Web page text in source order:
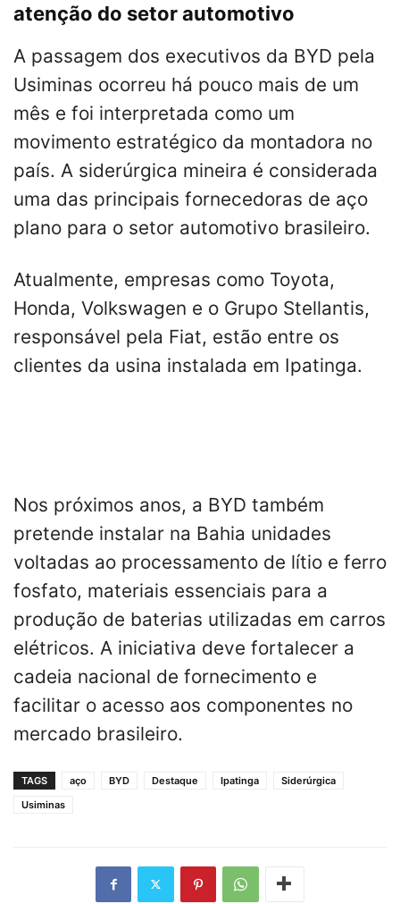
atenção do setor automotivo
A passagem dos executivos da BYD pela
Usiminas ocorreu há pouco mais de um
mês e foi interpretada como um
movimento estratégico da montadora no
país. A siderúrgica mineira é considerada
uma das principais fornecedoras de aço
plano para o setor automotivo brasileiro.
Atualmente, empresas como Toyota,
Honda, Volkswagen e o Grupo Stellantis,
responsável pela Fiat, estão entre os
clientes da usina instalada em Ipatinga.
Nos próximos anos, a BYD também
pretende instalar na Bahia unidades
voltadas ao processamento de lítio e ferro
fosfato, materiais essenciais para a
produção de baterias utilizadas em carros
elétricos. A iniciativa deve fortalecer a
cadeia nacional de fornecimento e
facilitar o acesso aos componentes no
mercado brasileiro.
TAGS aço BYD Destaque Ipatinga
Siderúrgica
Usiminas